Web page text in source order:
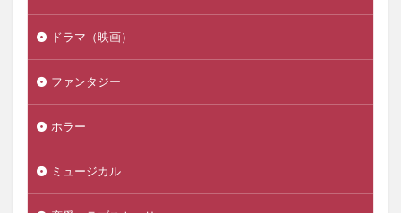
ドラマ（映画）
ファンタジー
ホラー
ミュージカル